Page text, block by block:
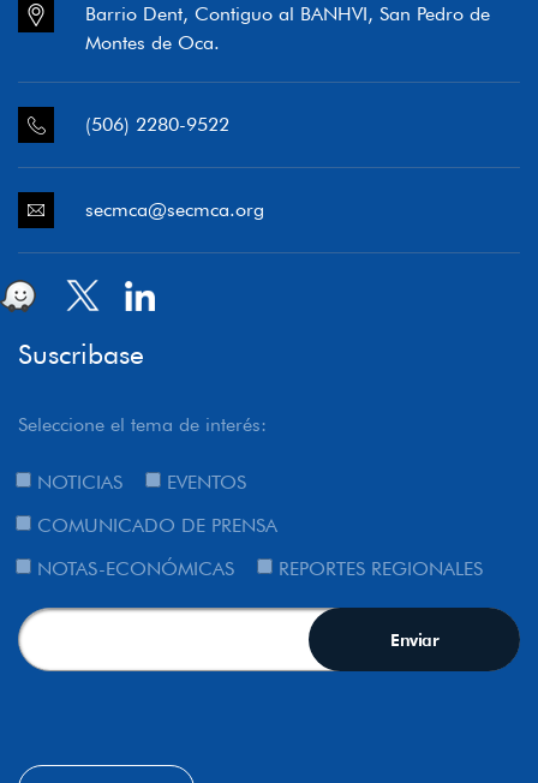
Barrio Dent, Contiguo al BANHVI, San Pedro de
Montes de Oca.
(506) 2280-9522
secmca@secmca.org
Suscribase
Seleccione el tema de interés:
NOTICIAS
EVENTOS
COMUNICADO DE PRENSA
NOTAS-ECONÓMICAS
REPORTES REGIONALES